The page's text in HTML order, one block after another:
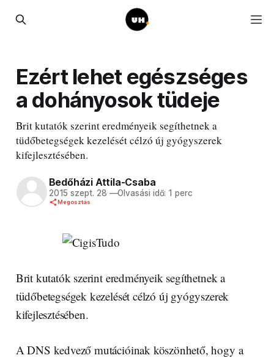
Ezért lehet egészséges
a dohányosok tüdeje
Brit kutatók szerint eredményeik segíthetnek a
tüdőbetegségek kezelését célzó új gyógyszerek
kifejlesztésében.
Bedőházi Attila-Csaba
2015 szept. 28 —Olvasási idő: 1 perc
Megosztás
Brit kutatók szerint eredményeik segíthetnek a
tüdőbetegségek kezelését célzó új gyógyszerek
kifejlesztésében.
A DNS kedvező mutációinak köszönhető, hogy a